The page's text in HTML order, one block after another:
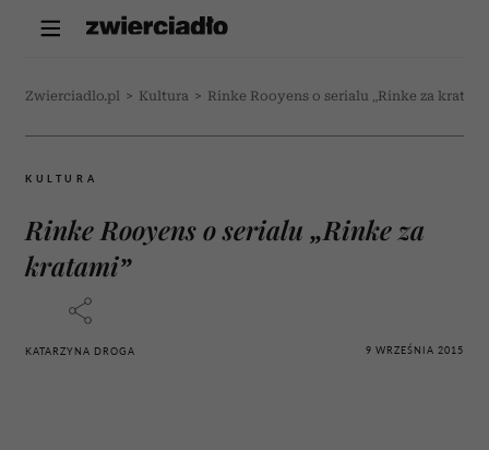
Zwierciadlo.pl > Kultura > Rinke Rooyens o serialu „Rinke za
KULTURA
Rinke Rooyens o serialu „Rinke za
kratami”
KATARZYNA DROGA 9 WRZEŚNIA 2015